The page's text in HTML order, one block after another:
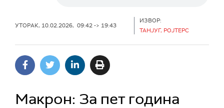
УТОРАК, 10.02.2026, 09:42 -> 19:43
ИЗВОР:
ТАНЈУГ, РОЈТЕРС
Макрон: За пет година